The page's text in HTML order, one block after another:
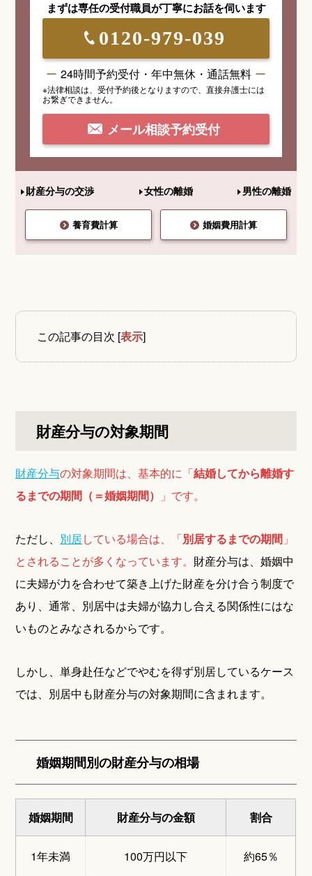
まずは専任の受付職員が丁寧にお話を伺います
0120-979-039
24時間予約受付・年中無休・通話無料
※法律相談は、受付予約後となりますので、 直接弁護士には
お繋ぎできません。
メール相談予約受付
財産分与の交渉 女性の離婚 男性の離婚
養育費計算 婚姻費用計算
この記事の目次 [表示]
財産分与の対象期間
財産分与の対象期間は、基本的に「結婚してから離婚す
るまでの期間（＝婚姻期間）
」です。
ただし、 別居している場合は、「別居するまでの期間 」
とされることが多くなっています。 財産分与は、婚姻中
に夫婦が力を合わせて築き上げた財産を分け合う制度で
あり、通常、別居中は夫婦が協力し合える関係性にはな
いものとみなされるからです。
しかし、単身赴任などでやむを得ず別居しているケース
では、別居中も財産分与の対象期間に含まれます。
婚姻期間別の財産分与の相場
婚姻期間 財産分与の金額 割合
1年未満 100万円以下 約65％